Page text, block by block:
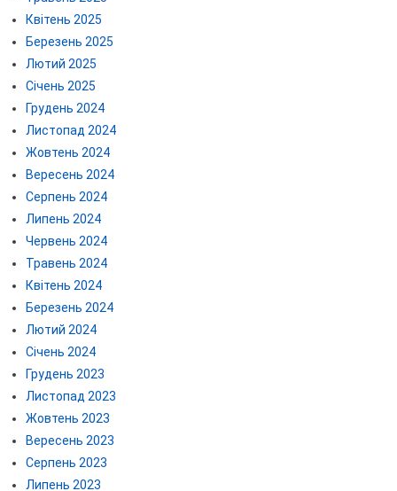
Квітень 2025
Березень 2025
Лютий 2025
Січень 2025
Грудень 2024
Листопад 2024
Жовтень 2024
Вересень 2024
Серпень 2024
Липень 2024
Червень 2024
Травень 2024
Квітень 2024
Березень 2024
Лютий 2024
Січень 2024
Грудень 2023
Листопад 2023
Жовтень 2023
Вересень 2023
Серпень 2023
Липень 2023